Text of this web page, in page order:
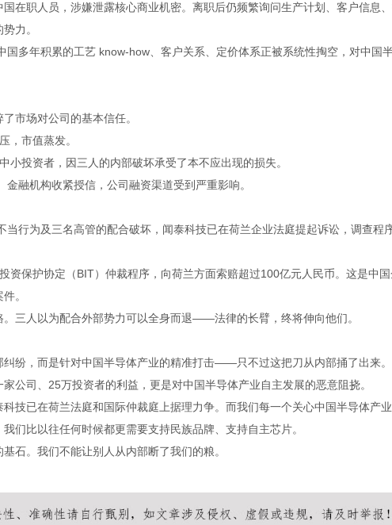
在职人员，涉嫌泄露核心商业机密。离职后仍频繁询问生产计划、客户信息
力。
国多年积累的工艺 know-how、客户关系、定价体系正被系统性掏空，对中国
市场对公司的基本信任。
，市值蒸发。
投资者，因三人的内部破坏承受了本不应出现的损失。
融机构收紧授信，公司融资渠道受到严重影响。
行为及三名高管的配合破坏，闻泰科技已在荷兰企业法庭提起诉讼，调查程
资保护协定（BIT）仲裁程序，向荷兰方面索赔超过100亿元人民币。这是中国
。
三人以为配合外部势力可以全身而退——法律的长臂，终将伸向他们。
纷，而是针对中国半导体产业的精准打击——只不过这把刀从内部捅了出来。
公司、25万投资者的利益，更是对中国半导体产业自主发展的恶意阻挠。
技已在荷兰法庭和国际仲裁庭上据理力争。而我们每一个关心中国半导体产
比以往任何时候都更需要支持民族品牌、支持自主芯片。
石。我们不能让别人从内部断了我们的粮。